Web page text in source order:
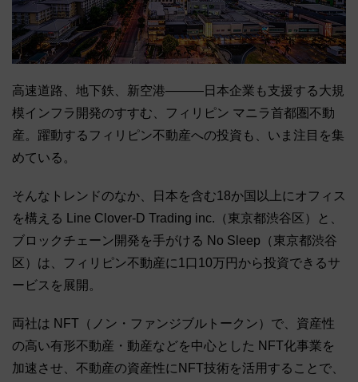
高速道路、地下鉄、新空港―――日本企業も支援する大規
模インフラ開発のすすむ、フィリピン マニラ首都圏不動
産。躍動するフィリピン不動産への投資も、いま注目を集
めている。
そんなトレンドのなか、日本を含む18か国以上にオフィス
を構える Line Clover-D Trading inc.（東京都渋谷区）と、
ブロックチェーン開発を手がける No Sleep（東京都渋谷
区）は、フィリピン不動産に1口10万円から投資できるサ
ービスを展開。
両社は NFT（ノン・ファンジブルトークン）で、資産性
の高い有形不動産・動産などを中心とした NFT化事業を
加速させ、不動産の資産性にNFT技術を活用することで、